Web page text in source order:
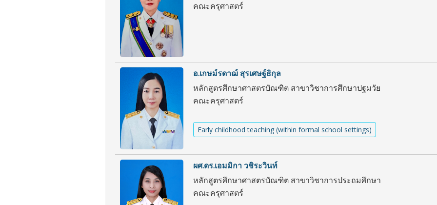
คณะครุศาสตร์
อ.เกษม์รดาฌ์ สุรเศษฐ์ธิกุล
หลักสูตรศึกษาศาสตรบัณฑิต สาขาวิชาการศึกษาปฐมวัย
คณะครุศาสตร์
Early childhood teaching (within formal school settings)
ผศ.ดร.เอมมิกา วชิระวินท์
หลักสูตรศึกษาศาสตรบัณฑิต สาขาวิชาการประถมศึกษา
คณะครุศาสตร์